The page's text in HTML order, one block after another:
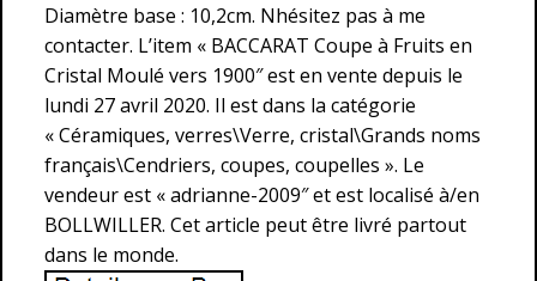
Diamètre base : 10,2cm. Nhésitez pas à me
contacter. L’item « BACCARAT Coupe à Fruits en
Cristal Moulé vers 1900″ est en vente depuis le
lundi 27 avril 2020. Il est dans la catégorie
« Céramiques, verres\Verre, cristal\Grands noms
français\Cendriers, coupes, coupelles ». Le
vendeur est « adrianne-2009″ et est localisé à/en
BOLLWILLER. Cet article peut être livré partout
dans le monde.